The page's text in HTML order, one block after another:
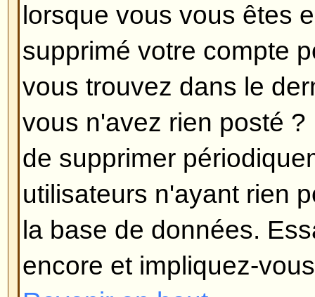
forum dans votre langue.
l'administrateur du forum s'il
langue dont vous avez besoin,
vous alors libre de créer une
d'informations peuvent être
groupe phpBB (allez voir le lien
Revenir en haut
Comment puis-je montrer
de mon nom d'utilisateur ?
Il peut y avoir deux images